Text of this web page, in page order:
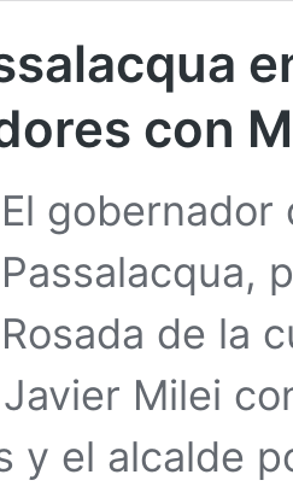
con
El gobernador
Passalacqua,
Rosada de la
Milei
y el alcalde